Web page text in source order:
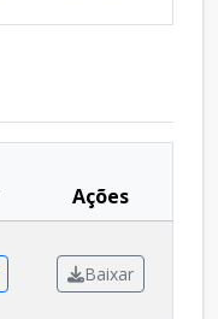
Ações
Baixar